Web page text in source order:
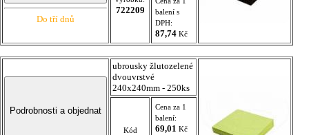
Do tří dnů
722209
balení s
DPH:
87,74 Kč
ubrousky žlutozelené
dvouvrstvé
240x240mm - 250ks
Kód
Cena za 1
balení:
69,01 Kč